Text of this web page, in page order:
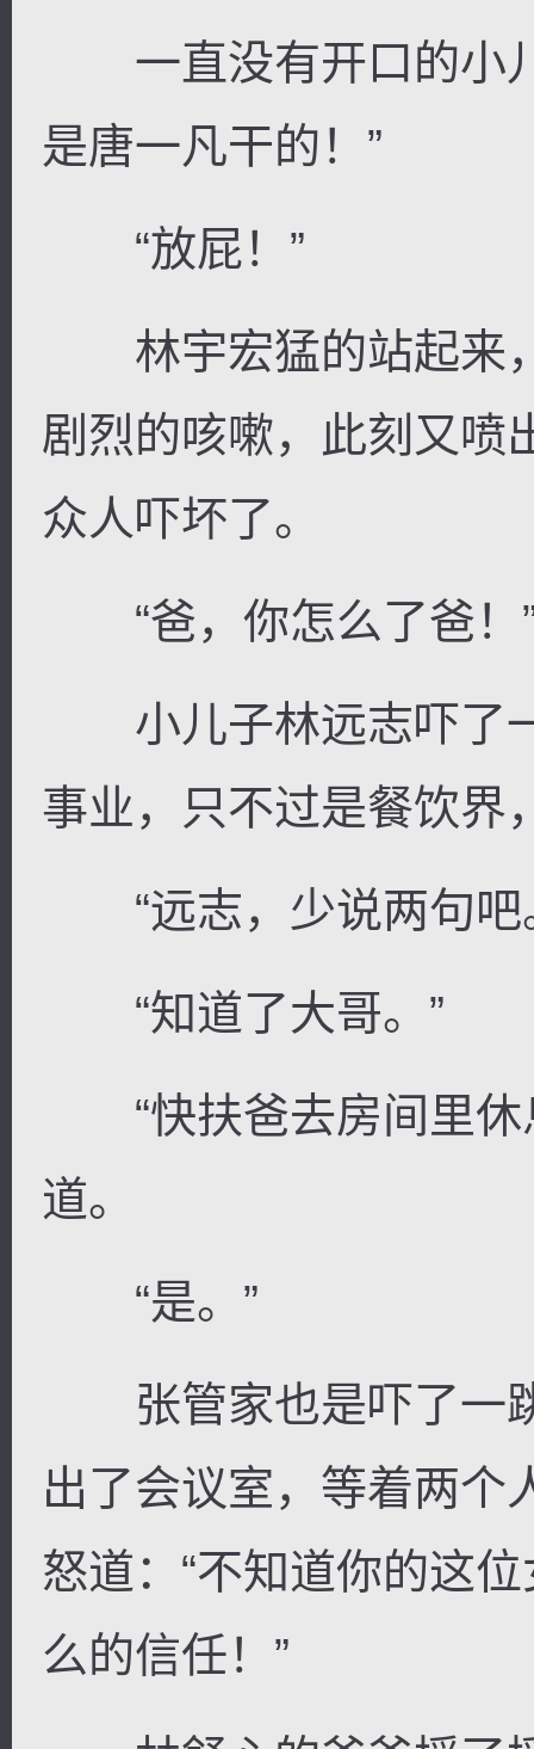
一直没有开口的小儿
是唐一凡干的！”
“放屁！”
林宇宏猛的站起来
剧烈的咳嗽，此刻又喷
众人吓坏了。
“爸，你怎么了爸！
小儿子林远志吓了
事业，只不过是餐饮界
“远志，少说两句吧
“知道了大哥。”
“快扶爸去房间里休
道。
“是。”
张管家也是吓了一
出了会议室，等着两个
怒道：“不知道你的这
么的信任！”